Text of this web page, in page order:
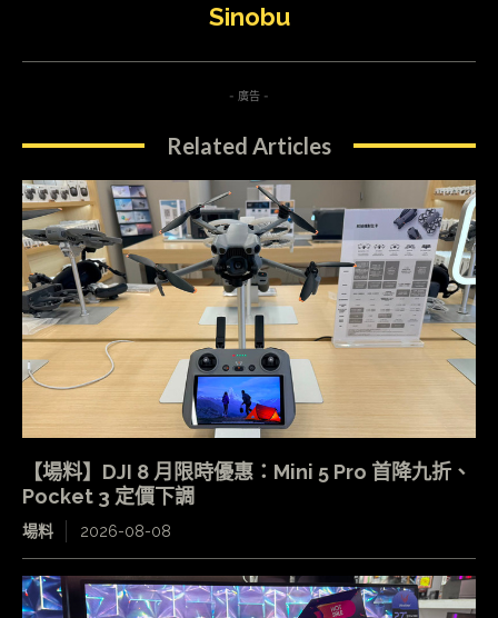
Sinobu
- 廣告 -
Related Articles
【場料】DJI 8 月限時優惠：Mini 5 Pro 首降九折、
Pocket 3 定價下調
場料 2026-08-08